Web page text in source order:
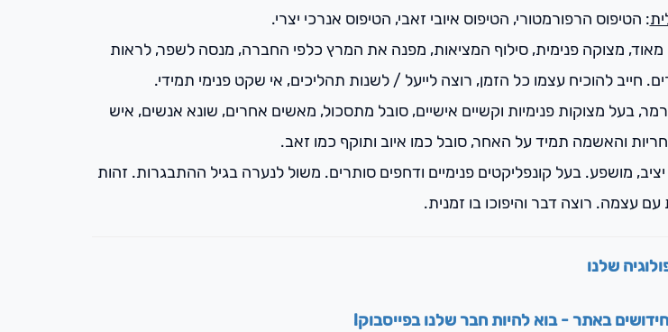
: הטיפוס הרפורמטורי, הטיפוס איובי זאבי, הטיפוס אנרכי יצרי.
מאוד, מצוקה פנימית, סילוף המציאות, מפנה את המרץ כלפי החברה, מנסה לשפר, לראות
חייב להוכיח עצמו כל הזמן, רוצה לייעל / לשנות תהליכים, אי שקט פנימי תמידי.
בעל מצוקות פנימיות וקשיים אישיים, סובל מתסכול, מאשים אחרים, שונא אנשים, איש
והאשמה תמיד על האחר, סובל כמו איוב ותוקף כמו זאב.
מושפע. בעל קונפליקטים פנימיים ודחפים סותרים. משול לנערה בגיל ההתבגרות. זהות
עצמה. רוצה דבר והיפוכו בו זמנית.
שלנו
באתר - בוא להיות חבר שלנו בפייסבוק!